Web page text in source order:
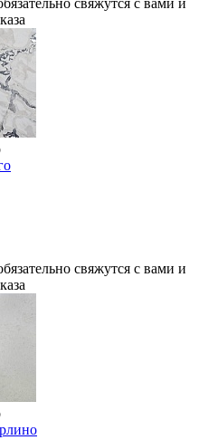
свяжутся с вами и
свяжутся с вами и